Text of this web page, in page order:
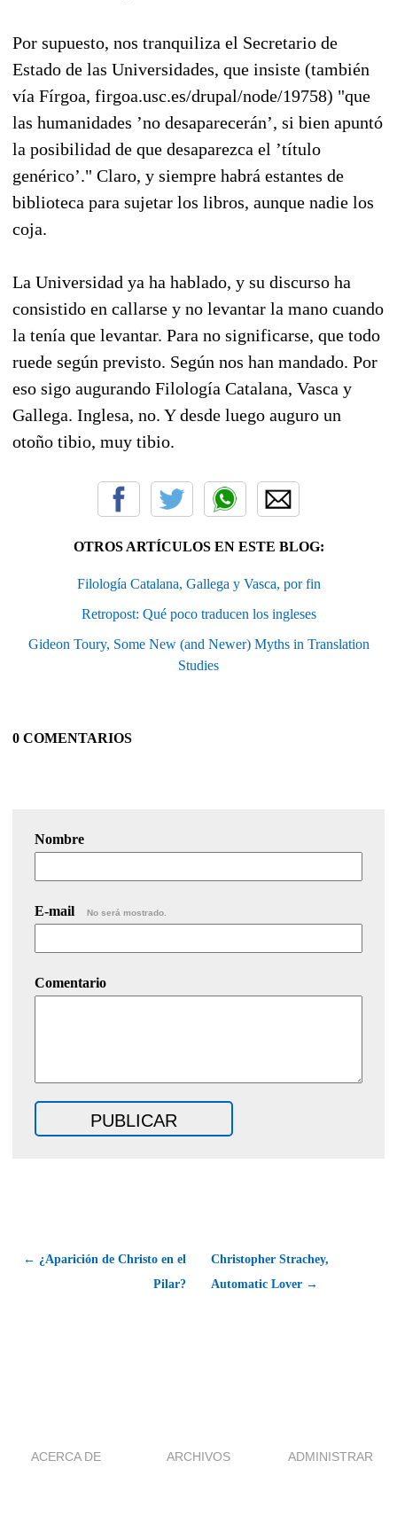
Por supuesto, nos tranquiliza el Secretario de
Estado de las Universidades, que insiste (también
vía Fírgoa, firgoa.usc.es/drupal/node/19758) "que
las humanidades ’no desaparecerán’, si bien apuntó
la posibilidad de que desaparezca el ’título
genérico’." Claro, y siempre habrá estantes de
biblioteca para sujetar los libros, aunque nadie los
coja.
La Universidad ya ha hablado, y su discurso ha
consistido en callarse y no levantar la mano cuando
la tenía que levantar. Para no significarse, que todo
ruede según previsto. Según nos han mandado. Por
eso sigo augurando Filología Catalana, Vasca y
Gallega. Inglesa, no. Y desde luego auguro un
otoño tibio, muy tibio.
OTROS ARTÍCULOS EN ESTE BLOG:
Filología Catalana, Gallega y Vasca, por fin
Retropost: Qué poco traducen los ingleses
Gideon Toury, Some New (and Newer) Myths in Translation
Studies
0 COMENTARIOS
Nombre
E-mail No será mostrado.
Comentario
← ¿Aparición de Christo en el
Pilar?
Christopher Strachey,
Automatic Lover →
ACERCA DE ARCHIVOS ADMINISTRAR